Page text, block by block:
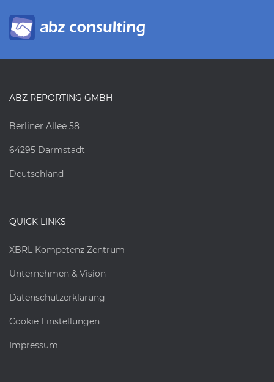
ABZ REPORTING GMBH
Berliner Allee 58
64295 Darmstadt
Deutschland
QUICK LINKS
XBRL Kompetenz Zentrum
Unternehmen & Vision
Datenschutzerklärung
Cookie Einstellungen
Impressum